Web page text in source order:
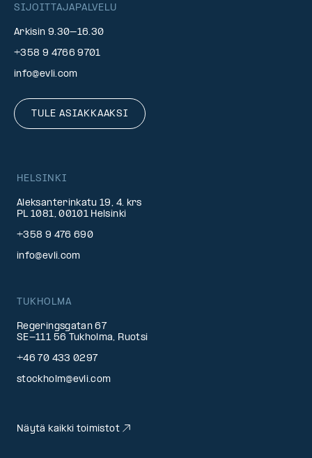
SIJOITTAJAPALVELU
Arkisin 9.30–16.30
+358 9 4766 9701
info@evli.com
TULE ASIAKKAAKSI
HELSINKI
Aleksanterinkatu 19, 4. krs
PL 1081, 00101 Helsinki
+358 9 476 690
info@evli.com
TUKHOLMA
Regeringsgatan 67
SE-111 56 Tukholma, Ruotsi
+46 70 433 0297
stockholm@evli.com
Näytä kaikki toimistot